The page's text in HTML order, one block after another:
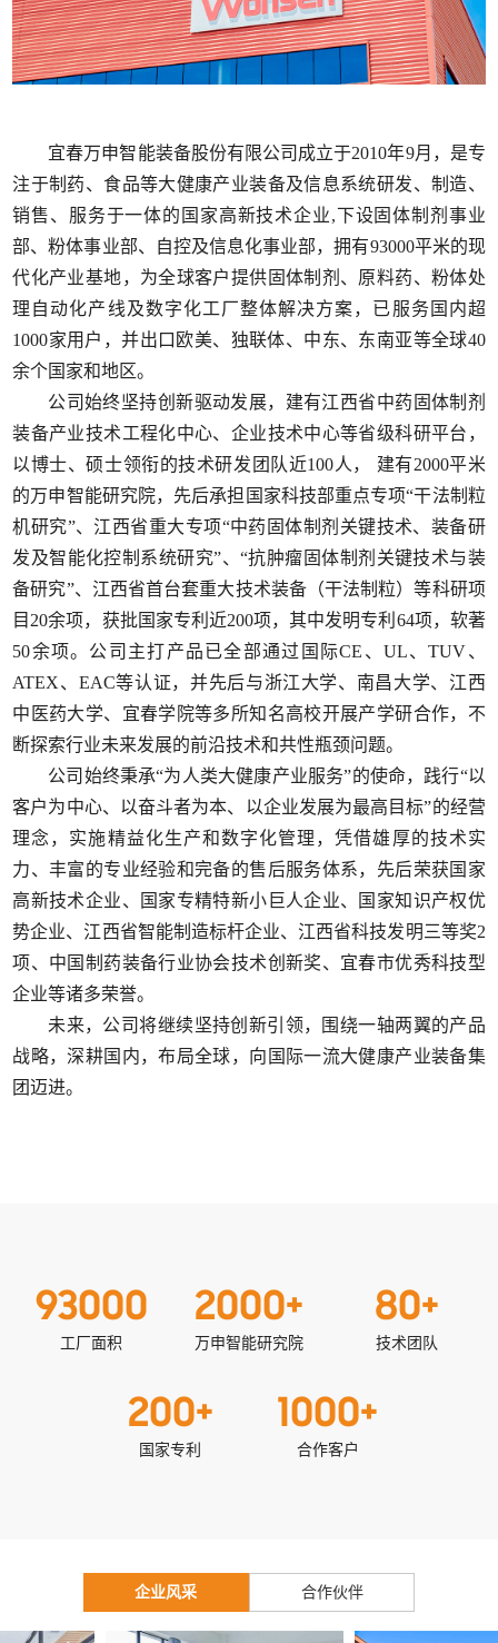
宜春万申智能装备股份有限公司成立于2010年9月，是专
注于制药、食品等大健康产业装备及信息系统研发、制造、
销售、服务于一体的国家高新技术企业,下设固体制剂事业
部、粉体事业部、自控及信息化事业部，拥有93000平米的现
代化产业基地，为全球客户提供固体制剂、原料药、粉体处
理自动化产线及数字化工厂整体解决方案，已服务国内超
1000家用户，并出口欧美、独联体、中东、东南亚等全球40
余个国家和地区。
公司始终坚持创新驱动发展，建有江西省中药固体制剂
装备产业技术工程化中心、企业技术中心等省级科研平台，
以博士、硕士领衔的技术研发团队近100人， 建有2000平米
的万申智能研究院，先后承担国家科技部重点专项“干法制粒
机研究”、江西省重大专项“中药固体制剂关键技术、装备研
发及智能化控制系统研究”、“抗肿瘤固体制剂关键技术与装
备研究”、江西省首台套重大技术装备（干法制粒）等科研项
目20余项，获批国家专利近200项，其中发明专利64项，软著
50余项。公司主打产品已全部通过国际CE、UL、TUV、
ATEX、EAC等认证，并先后与浙江大学、南昌大学、江西
中医药大学、宜春学院等多所知名高校开展产学研合作，不
断探索行业未来发展的前沿技术和共性瓶颈问题。
公司始终秉承“为人类大健康产业服务”的使命，践行“以
客户为中心、以奋斗者为本、以企业发展为最高目标”的经营
理念，实施精益化生产和数字化管理，凭借雄厚的技术实
力、丰富的专业经验和完备的售后服务体系，先后荣获国家
高新技术企业、国家专精特新小巨人企业、国家知识产权优
势企业、江西省智能制造标杆企业、江西省科技发明三等奖2
项、中国制药装备行业协会技术创新奖、宜春市优秀科技型
企业等诸多荣誉。
未来，公司将继续坚持创新引领，围绕一轴两翼的产品
战略，深耕国内，布局全球，向国际一流大健康产业装备集
团迈进。
93000
工厂面积
2000+
万申智能研究院
80+
技术团队
200+
国家专利
1000+
合作客户
企业风采 合作伙伴